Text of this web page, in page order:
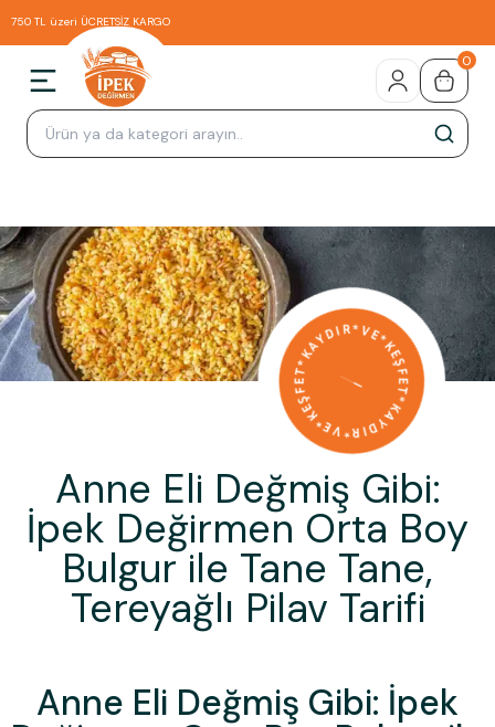
750 TL üzeri ÜCRETSİZ KARGO
0
Anne Eli Değmiş Gibi:
İpek Değirmen Orta Boy
Bulgur ile Tane Tane,
Tereyağlı Pilav Tarifi
Anne Eli Değmiş Gibi: İpek